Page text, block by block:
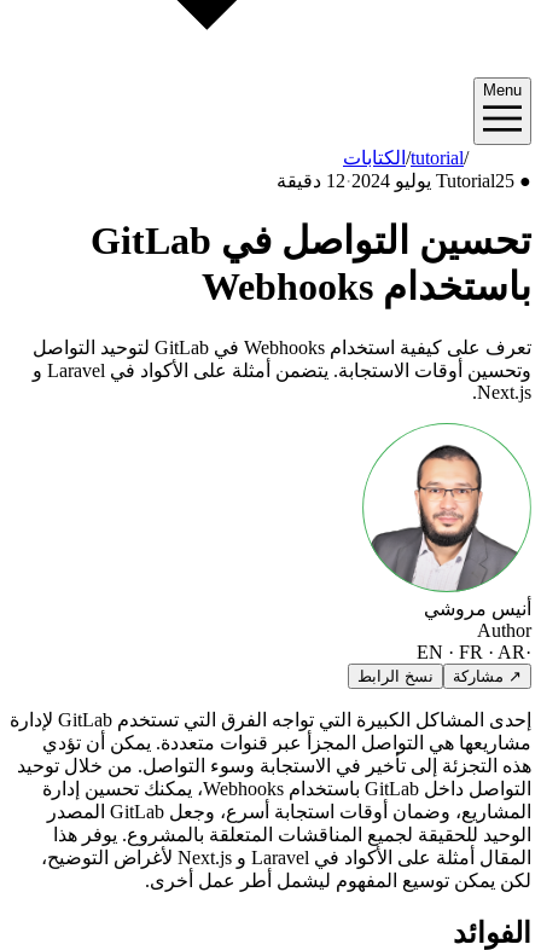
Menu
الكتابات/tutorial
●
Tutorial25 يوليو 2024 ·12 دقيقة
تحسين التواصل في GitLab
باستخدام Webhooks
تعرف على كيفية استخدام Webhooks في GitLab لتوحيد التواصل
وتحسين أوقات الاستجابة. يتضمن أمثلة على الأكواد في Laravel و
Next.js.
أنيس مروشي
Author
EN · FR · AR
↗ مشاركة نسخ الرابط
إحدى المشاكل الكبيرة التي تواجه الفرق التي تستخدم GitLab لإدارة
مشاريعها هي التواصل المجزأ عبر قنوات متعددة. يمكن أن تؤدي
هذه التجزئة إلى تأخير في الاستجابة وسوء التواصل. من خلال توحيد
التواصل داخل GitLab باستخدام Webhooks، يمكنك تحسين إدارة
المشاريع، وضمان أوقات استجابة أسرع، وجعل GitLab المصدر
الوحيد للحقيقة لجميع المناقشات المتعلقة بالمشروع. يوفر هذا
المقال أمثلة على الأكواد في Laravel و Next.js لأغراض التوضيح،
لكن يمكن توسيع المفهوم ليشمل أطر عمل أخرى.
الفوائد